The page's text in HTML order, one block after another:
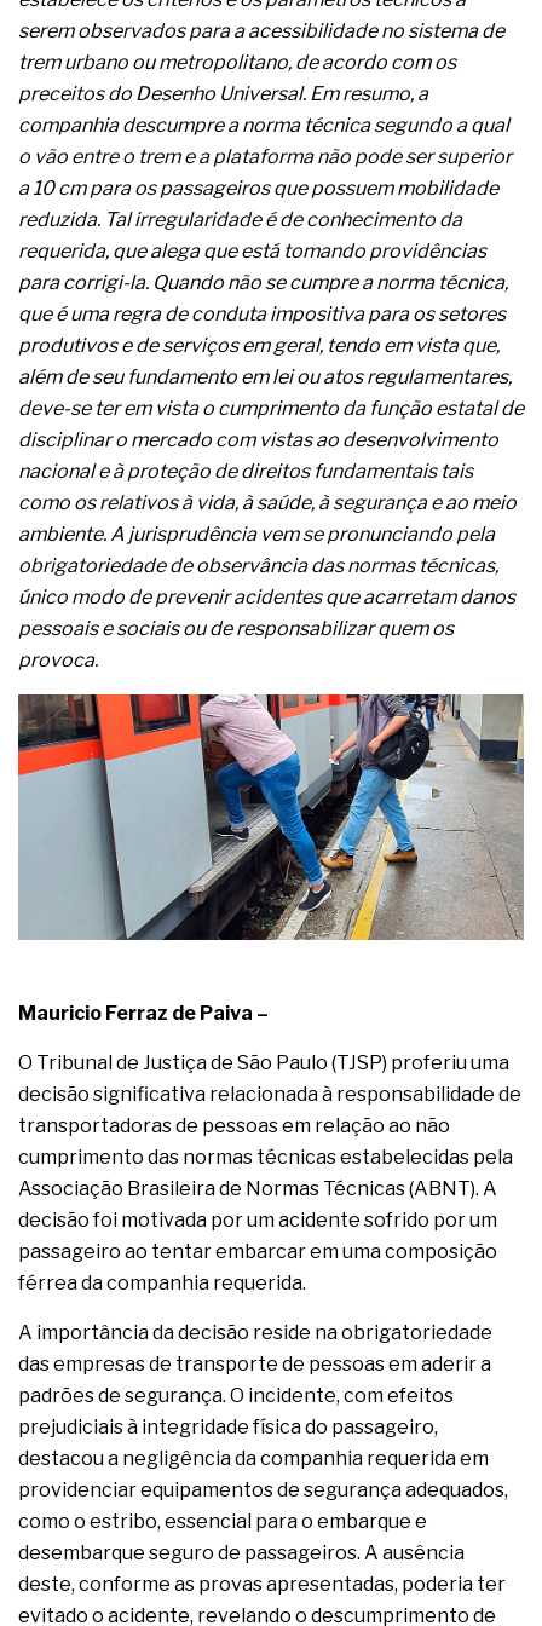
A prevenção clínica da coceira no ânus
Os sintomas clínicos do teratoma de ovário
O tratamento médico da síndrome da fadiga
crônica
As causas médicas da queda dos cabelos ou
calvície
Quando a gestão é o obstáculo para o resultado
positivo
Os procedimentos para a inspeção em estruturas
hidráulicas de concreto de obras
O movimento regular reduz em 19% o risco de
morte precoce e melhora o metabolismo
O desenvolvimento de indicadores nas atividades
de governança das organizações
O desenho industrial ganha espaço como
estratégia competitiva nas empresas
As variações dimensionais dos produtos de
materiais cimentícios com fibra de vidro
A próxima vantagem competitiva não está no
modelo de IA
complexa ficou ainda mais humana
serem observados para a acessibilidade no sistema de
trem urbano ou metropolitano, de acordo com os
preceitos do Desenho Universal. Em resumo, a
companhia descumpre a norma técnica segundo a qual
o vão entre o trem e a plataforma não pode ser superior
a 10 cm para os passageiros que possuem mobilidade
reduzida. Tal irregularidade é de conhecimento da
requerida, que alega que está tomando providências
para corrigi-la. Quando não se cumpre a norma técnica,
que é uma regra de conduta impositiva para os setores
produtivos e de serviços em geral, tendo em vista que,
além de seu fundamento em lei ou atos regulamentares,
deve-se ter em vista o cumprimento da função estatal de
disciplinar o mercado com vistas ao desenvolvimento
nacional e à proteção de direitos fundamentais tais
como os relativos à vida, à saúde, à segurança e ao meio
ambiente. A jurisprudência vem se pronunciando pela
obrigatoriedade de observância das normas técnicas,
único modo de prevenir acidentes que acarretam danos
pessoais e sociais ou de responsabilizar quem os
provoca.
Mauricio Ferraz de Paiva –
O Tribunal de Justiça de São Paulo (TJSP) proferiu uma
decisão significativa relacionada à responsabilidade de
transportadoras de pessoas em relação ao não
cumprimento das normas técnicas estabelecidas pela
Associação Brasileira de Normas Técnicas (ABNT). A
decisão foi motivada por um acidente sofrido por um
passageiro ao tentar embarcar em uma composição
férrea da companhia requerida.
A importância da decisão reside na obrigatoriedade
das empresas de transporte de pessoas em aderir a
padrões de segurança. O incidente, com efeitos
prejudiciais à integridade física do passageiro,
destacou a negligência da companhia requerida em
providenciar equipamentos de segurança adequados,
como o estribo, essencial para o embarque e
desembarque seguro de passageiros. A ausência
deste, conforme as provas apresentadas, poderia ter
evitado o acidente, revelando o descumprimento de